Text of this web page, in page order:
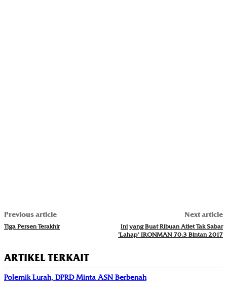
Previous article
Tiga Persen Terakhir
Next article
Ini yang Buat Ribuan Atlet Tak Sabar
‘Lahap’ IRONMAN 70.3 Bintan 2017
ARTIKEL TERKAIT
Polemik Lurah, DPRD Minta ASN Berbenah